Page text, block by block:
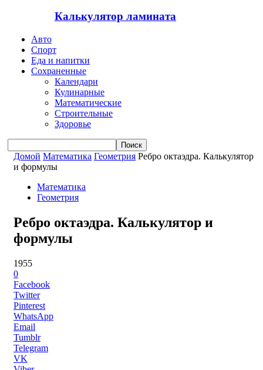
Калькулятор ламината
Авто
Спорт
Еда и напитки
Сохраненные
Календари
Кулинарные
Математические
Строительные
Здоровье
Домой Математика Геометрия Ребро октаэдра. Калькулятор
и формулы
Математика
Геометрия
Ребро октаэдра. Калькулятор и
формулы
1955
0
Facebook
Twitter
Pinterest
WhatsApp
Email
Tumblr
Telegram
VK